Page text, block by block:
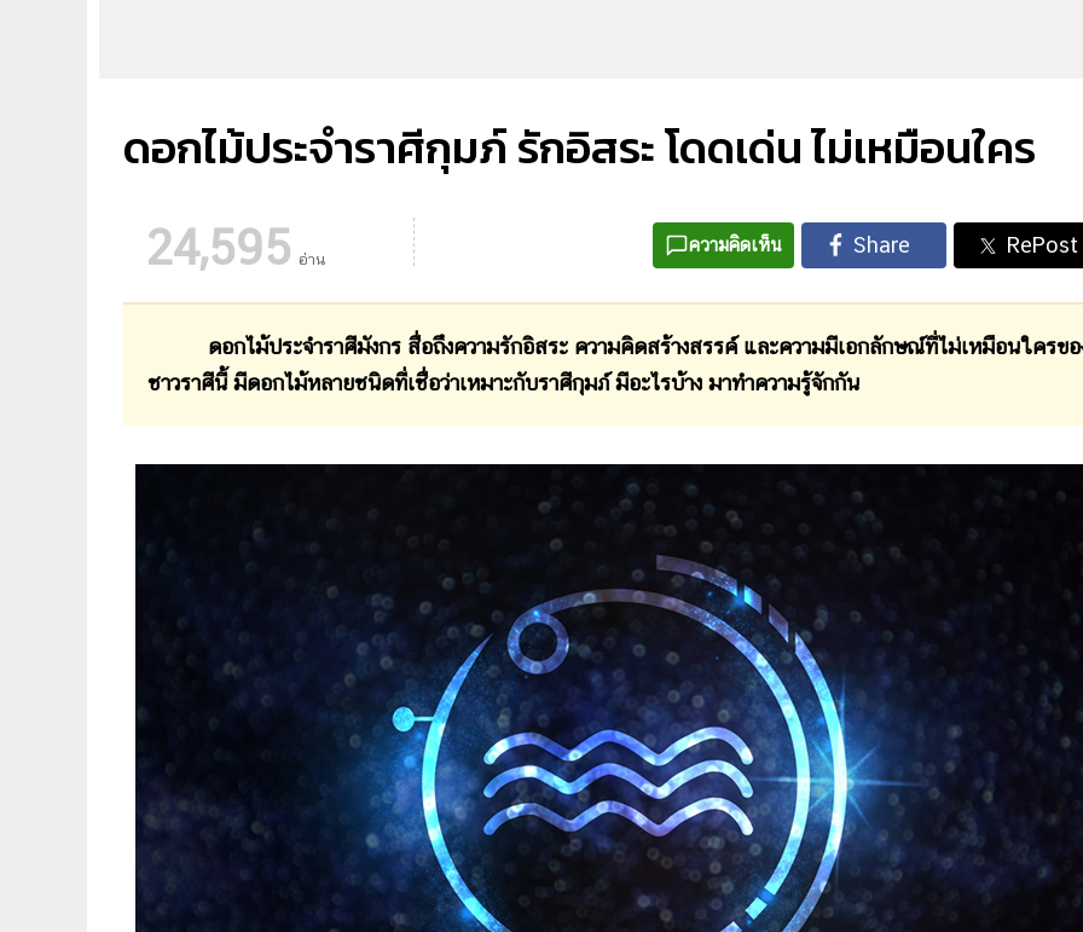
ดอกไม้ประจำราศีกุมภ์ รักอิสระ โดดเด่น ไม่เหมือนใคร
24,595 อ่าน
ความคิดเห็น
ดอกไม้ประจำราศีมังกร สื่อถึงความรักอิสระ ความคิดสร้างสรรค์ และความมีเอกลักษณ์ที่ไม่เหมือนใครขอ
ชาวราศีนี้ มีดอกไม้หลายชนิดที่เชื่อว่าเหมาะกับราศีกุมภ์ มีอะไรบ้าง มาทำความรู้จักกัน